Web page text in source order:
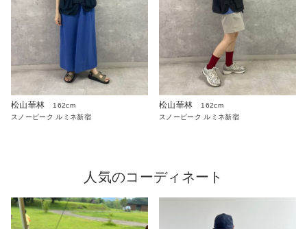
松山華林
162cm
スノーピーク ルミネ新宿
松山華林
162cm
スノーピーク ルミネ新宿
人気のコーディネート